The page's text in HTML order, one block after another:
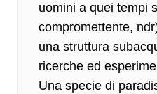
uomini a quei tempi
compromettente,
una struttura
ricerche ed
Una specie di